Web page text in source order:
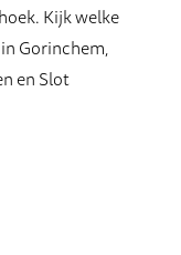
Kijk welke
Gorinchem,
en Slot